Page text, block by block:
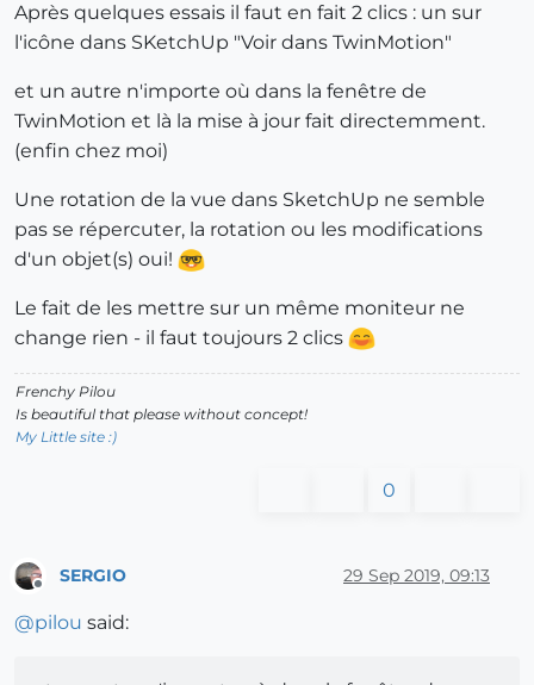
Après quelques essais il faut en fait 2 clics : un sur
l'icône dans SKetchUp "Voir dans TwinMotion"
et un autre n'importe où dans la fenêtre de
TwinMotion et là la mise à jour fait directemment.
(enfin chez moi)
Une rotation de la vue dans SketchUp ne semble
pas se répercuter, la rotation ou les modifications
d'un objet(s) oui!
Le fait de les mettre sur un même moniteur ne
change rien - il faut toujours 2 clics
Frenchy Pilou
Is beautiful that please without concept!
My Little site :)
0
SERGIO 29 Sep 2019, 09:13
@pilou said: